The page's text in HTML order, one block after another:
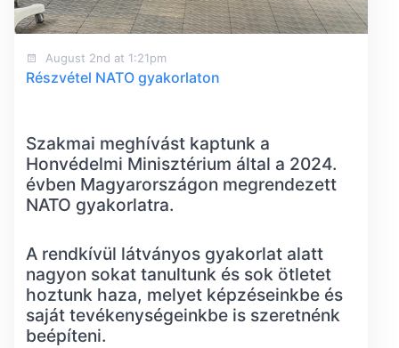
August 2nd at 1:21pm
Részvétel NATO gyakorlaton
Szakmai meghívást kaptunk a
Honvédelmi Minisztérium által a 2024.
évben Magyarországon megrendezett
NATO gyakorlatra.
A rendkívül látványos gyakorlat alatt
nagyon sokat tanultunk és sok ötletet
hoztunk haza, melyet képzéseinkbe és
saját tevékenységeinkbe is szeretnénk
beépíteni.